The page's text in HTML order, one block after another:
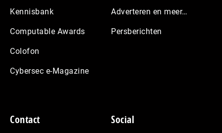
Kennisbank
Computable Awards
Colofon
Cybersec e-Magazine
Adverteren en meer…
Persberichten
Contact Social